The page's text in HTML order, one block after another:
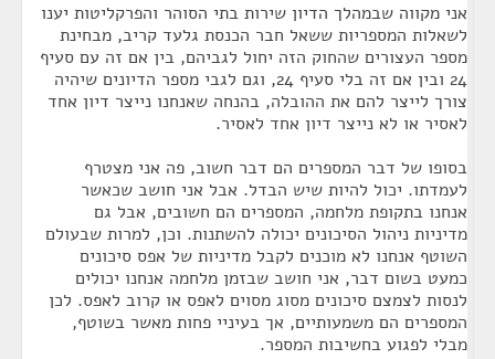
אני מקווה שבמהלך הדיון שירות בתי הסוהר והפרקליטות יענו
לשאלות המספריות ששאל חבר הכנסת גלעד קריב, מבחינת
מספר העצורים שהחוק הזה יחול לגביהם, בין אם זה עם סעיף
24 ובין אם זה בלי סעיף 24, וגם לגבי מספר הדיונים שיהיה
צורך לייצר להם את ההובלה, בהנחה שאנחנו נייצר דיון אחד
לאסיר או לא נייצר דיון אחד לאסיר.
בסופו של דבר המספרים הם דבר חשוב, פה אני מצטרף
לעמדתו. יכול להיות שיש הבדל. אבל אני חושב שכאשר
אנחנו בתקופת מלחמה, המספרים הם חשובים, אבל גם
מדיניות ניהול הסיכונים יכולה להשתנות. וכן, למרות שבעולם
השוטף אנחנו לא מוכנים לקבל מדיניות של אפס סיכונים
כמעט בשום דבר, אני חושב שבזמן מלחמה אנחנו יכולים
לנסות לצמצם סיכונים מסוג מסוים לאפס או קרוב לאפס. לכן
המספרים הם משמעותיים, אך בעיניי פחות מאשר בשוטף,
מבלי לפגוע בחשיבות המספר.